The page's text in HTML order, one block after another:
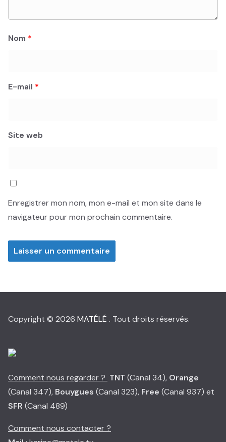
Nom *
E-mail *
Site web
Enregistrer mon nom, mon e-mail et mon site dans le
navigateur pour mon prochain commentaire.
Copyright © 2026 MATÉLÉ . Tout droits réservés.
Comment nous regarder ? TNT (Canal 34), Orange
(Canal 347), Bouygues (Canal 323), Free (Canal 937) et
SFR (Canal 489)
Comment nous contacter ?